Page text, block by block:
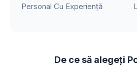
Personal Cu Experiență
De ce să alegeți